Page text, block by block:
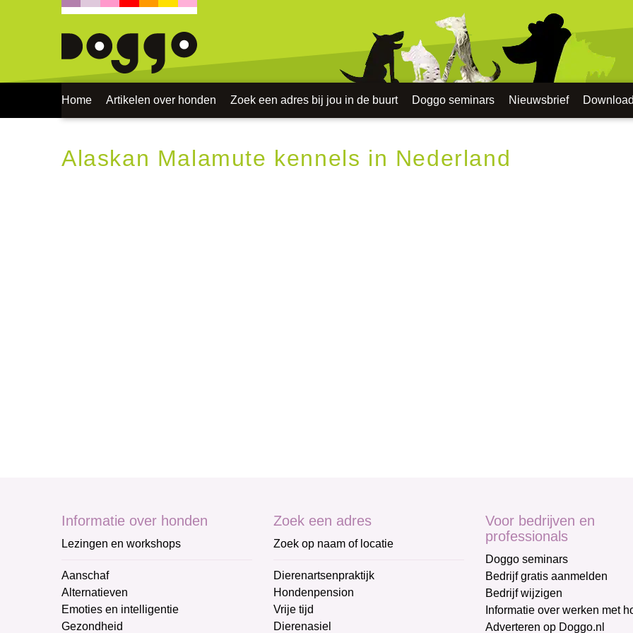
Home Artikelen over honden Zoek een adres bij jou in de buurt Doggo seminars Nieuwsbrief
Alaskan Malamute kennels in Nederland
Informatie over honden
Lezingen en workshops
Aanschaf
Alternatieven
Emoties en intelligentie
Gezondheid
Zoek een adres
Zoek op naam of locatie
Dierenartsenpraktijk
Hondenpension
Vrije tijd
Dierenasiel
Voor bedrijven en
professionals
Doggo seminars
Bedrijf gratis aanmelden
Bedrijf wijzigen
Informatie over werken met
Adverteren op Doggo.nl